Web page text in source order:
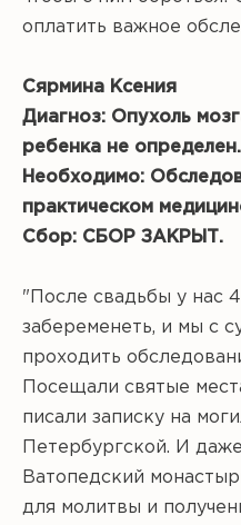
оплатить важное
Сярмина Ксения
Диагноз: Опухоль
ребенка не определен.
Необходимо:
практическом
Сбор: СБОР ЗАКРЫТ.
"После свадьбы у нас
забеременеть, и мы с
проходить
Посещали святые
писали записку на
Петербургской. И
Ватопедский
для молитвы и